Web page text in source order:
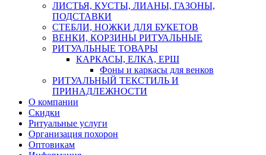
ЛИСТЬЯ, КУСТЫ, ЛИАНЫ, ГАЗОНЫ,
ПОДСТАВКИ
СТЕБЛИ, НОЖКИ ДЛЯ БУКЕТОВ
ВЕНКИ, КОРЗИНЫ РИТУАЛЬНЫЕ
РИТУАЛЬНЫЕ ТОВАРЫ
КАРКАСЫ, ЕЛКА, ЕРШ
Фоны и каркасы для венков
РИТУАЛЬНЫЙ ТЕКСТИЛЬ И
ПРИНАДЛЕЖНОСТИ
О компании
Скидки
Ритуальные услуги
Организация похорон
Оптовикам